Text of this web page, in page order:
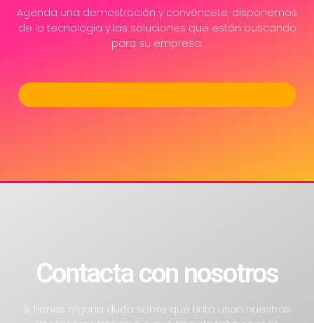
Agenda una demostración y convéncete, disponemos
de la tecnología y las soluciones que están buscando
para su empresa.
Contacta con nosotros
Si tienes alguna duda sobre qué tinta usan nuestras